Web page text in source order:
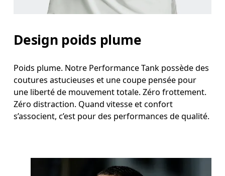
Design poids plume
Poids plume. Notre Performance Tank possède des
coutures astucieuses et une coupe pensée pour
une liberté de mouvement totale. Zéro frottement.
Zéro distraction. Quand vitesse et confort
s’associent, c’est pour des performances de qualité.